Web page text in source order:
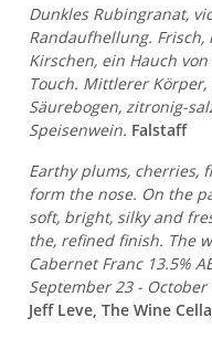
Dunkles Rubingranat,
Randaufhellung.
Kirschen, ein Hauch
Touch. Mittlerer
Säurebogen, zitronig-
Speisenwein. Falstaff
Earthy plums, cherries,
form the nose. On the
soft, bright, silky and
the, refined finish. The
Cabernet Franc 13.5%
September 23 -
Jeff Leve, The Wine